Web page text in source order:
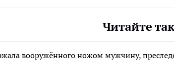
Читайте
вооружённого ножом мужчину,